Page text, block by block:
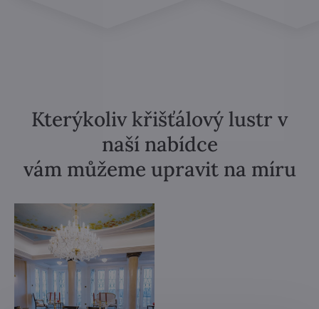
Kterýkoliv křišťálový lustr v
naší nabídce
vám můžeme upravit na míru